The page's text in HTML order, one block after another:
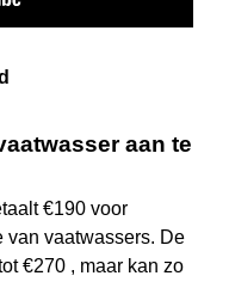
aan te
€190 voor
van vaatwassers. De
€270 , maar kan zo